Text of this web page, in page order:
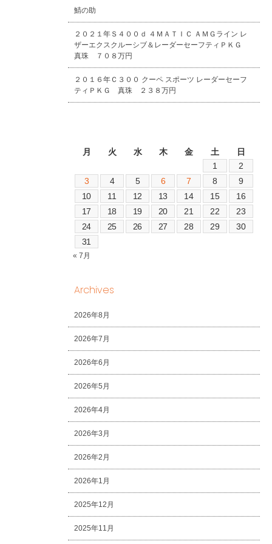
鯖の助
２０２１年Ｓ４００ｄ ４ＭＡＴＩＣ ＡＭＧライン レ
ザーエクスクルーシブ＆レーダーセーフティＰＫＧ
真珠 ７０８万円
２０１６年Ｃ３００ クーペ スポーツ レーダーセーフ
ティＰＫＧ 真珠 ２３８万円
月
火 水 木 金 土
日
1
2
3
4 5 6 7 8
9
10
11 12 13 14 15
16
17
18 19 20 21 22
23
24
25 26 27 28 29
30
31
« 7月
Archives
2026年8月
2026年7月
2026年6月
2026年5月
2026年4月
2026年3月
2026年2月
2026年1月
2025年12月
2025年11月